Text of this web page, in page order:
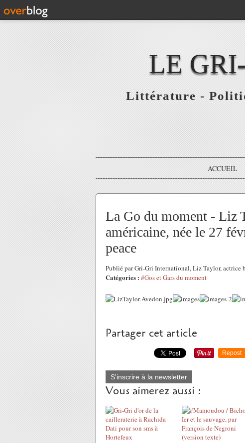
LE
Littérature -
ACCUEIL
La Go du moment - Liz
américaine, née le 27
peace
Publié par Gri-Gri International, Liz Taylor, actrice
Catégories : #Gos et Gars du moment
Partager cet article
Repost
S'inscrire à la newsletter
Vous aimerez aussi :